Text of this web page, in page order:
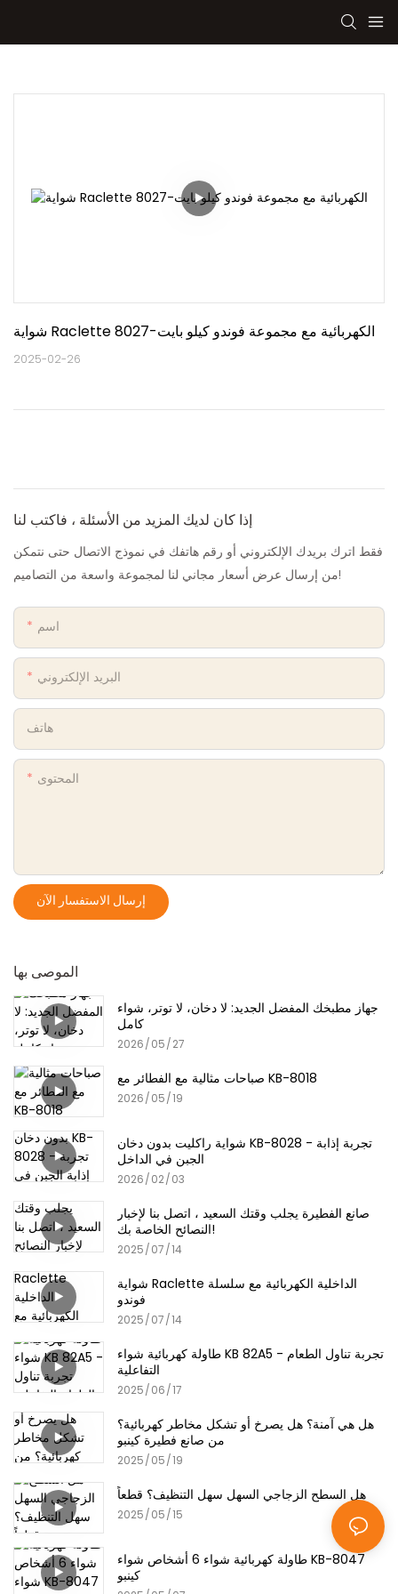
شواية Raclette الكهربائية مع مجموعة فوندو كيلو بايت-8027
2025-02-26
إذا كان لديك المزيد من الأسئلة ، فاكتب لنا
فقط اترك بريدك الإلكتروني أو رقم هاتفك في نموذج الاتصال حتى نتمكن
من إرسال عرض أسعار مجاني لنا لمجموعة واسعة من التصاميم!
اسم
البريد الإلكتروني
هاتف
المحتوى
إرسال الاستفسار الآن
الموصى بها
جهاز مطبخك المفضل الجديد: لا دخان، لا توتر، شواء
كامل
2026 05 27
صباحات مثالية مع الفطائر مع KB-8018
2026 05 19
شواية راكليت بدون دخان KB-8028 - تجربة إذابة
الجبن في الداخل
2026 02 03
صانع الفطيرة يجلب وقتك السعيد ، اتصل بنا لإخبار
النصائح الخاصة بك!
2025 07 14
شواية Raclette الداخلية الكهربائية مع سلسلة
فوندو
2025 07 14
طاولة كهربائية شواء KB 82A5 - تجربة تناول الطعام
التفاعلية
2025 06 17
هل هي آمنة؟ هل يصرخ أو تشكل مخاطر كهربائية؟
من صانع فطيرة كينبو
2025 05 19
هل السطح الزجاجي السهل سهل التنظيف؟ قطعاً
2025 05 15
طاولة كهربائية شواء 6 أشخاص شواء KB-8047
كينبو